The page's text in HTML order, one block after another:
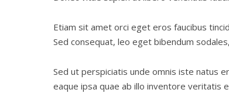
Etiam sit amet orci eget eros faucibus
Sed consequat, leo eget bibendum
Sed ut perspiciatis unde omnis iste natus
eaque ipsa quae ab illo inventore veritatis